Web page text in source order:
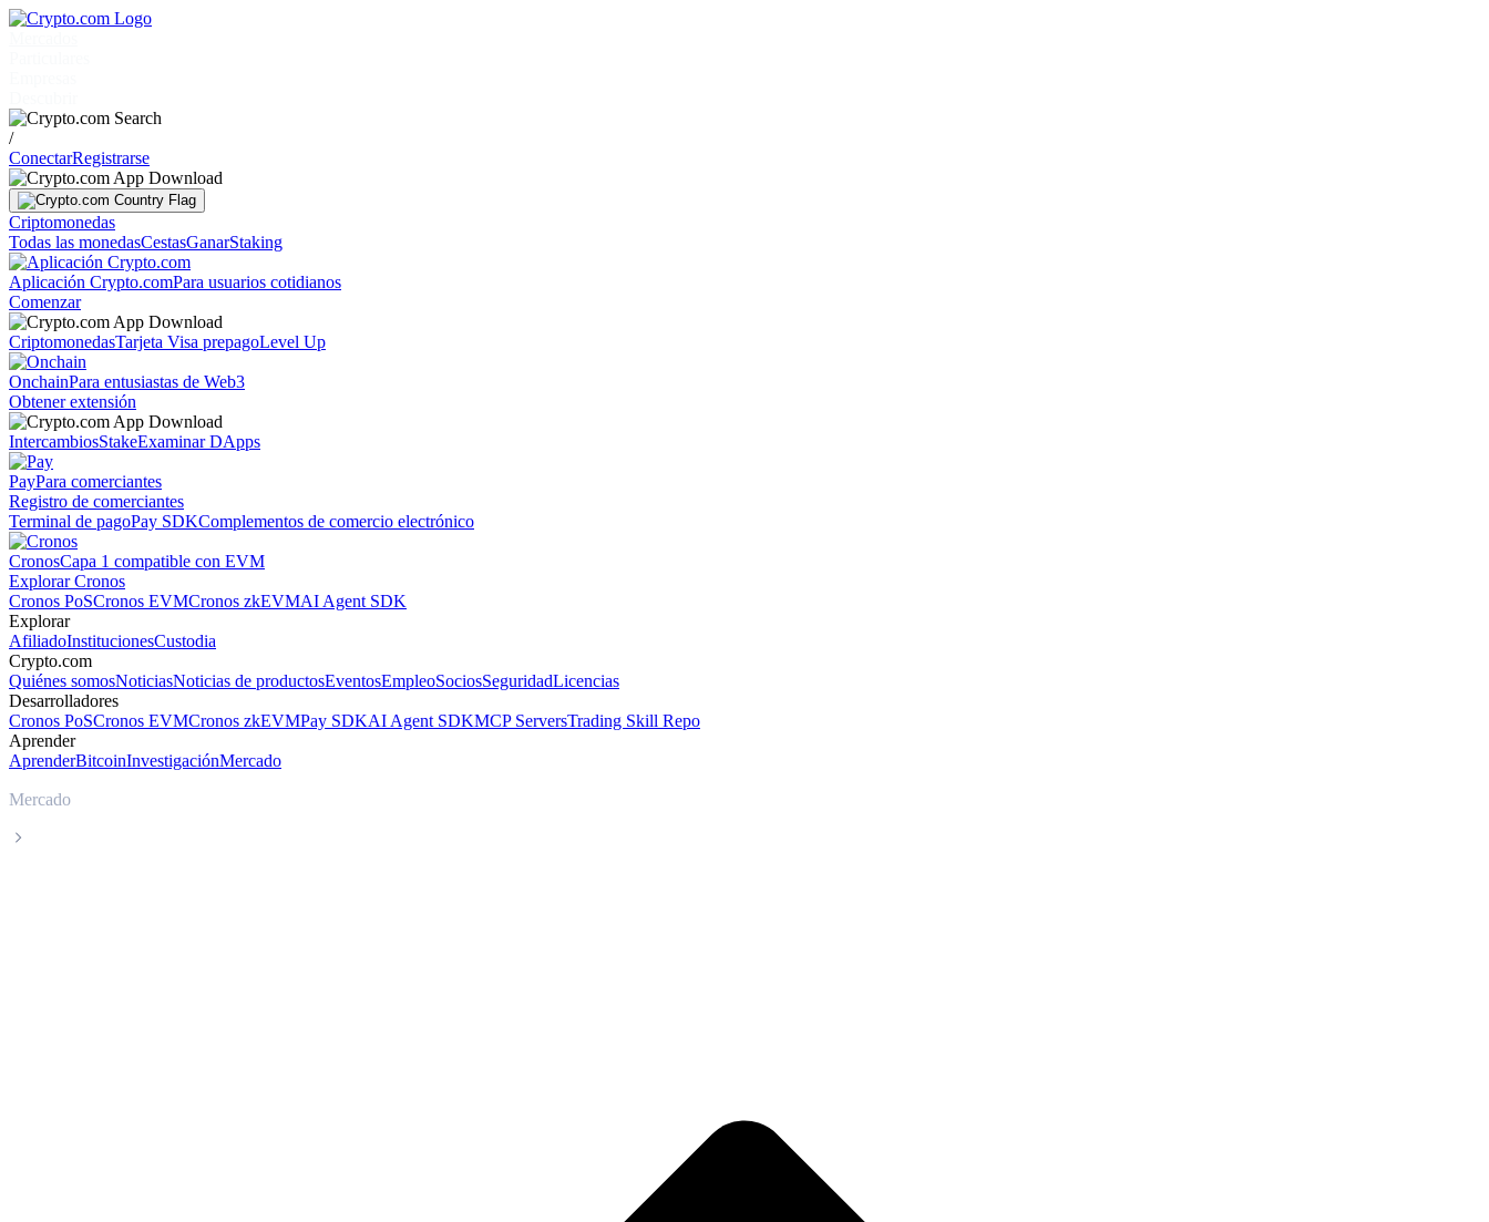
/
ConectarRegistrarse
Criptomonedas
Todas las monedasCestasGanarStaking
Aplicación Crypto.comPara usuarios cotidianos
Comenzar
CriptomonedasTarjeta Visa prepagoLevel Up
OnchainPara entusiastas de Web3
Obtener extensión
IntercambiosStakeExaminar DApps
PayPara comerciantes
Registro de comerciantes
Terminal de pagoPay SDKComplementos de comercio electrónico
CronosCapa 1 compatible con EVM
Explorar Cronos
Cronos PoSCronos EVMCronos zkEVMAI Agent SDK
Explorar
AfiliadoInstitucionesCustodia
Crypto.com
Quiénes somosNoticiasNoticias de productosEventosEmpleoSociosSeguridadLicencias
Desarrolladores
Cronos PoSCronos EVMCronos zkEVMPay SDKAI Agent SDKMCP ServersTrading Skill Repo
Aprender
AprenderBitcoinInvestigaciónMercado
Mercado